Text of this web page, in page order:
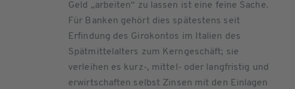
Geld „arbeiten“ zu lassen ist eine feine Sache.
Für Banken gehört dies spätestens seit
Erfindung des Girokontos im Italien des
Spätmittelalters zum Kerngeschäft; sie
verleihen es kurz-, mittel- oder langfristig und
erwirtschaften selbst Zinsen mit den Einlagen